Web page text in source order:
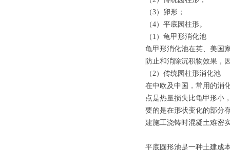
（3）卵形；
（4）平底园柱形。
（1）龟甲形消化池
龟甲形消化池在英、美国
防止和消除沉积物效果，
（2）传统园柱形消化池
在中欧及中国，常用的消
点是热量损失比龟甲形小
要的是在形状变化的部分
建施工浇铸时混凝土难密
平底圆形池是一种土建成